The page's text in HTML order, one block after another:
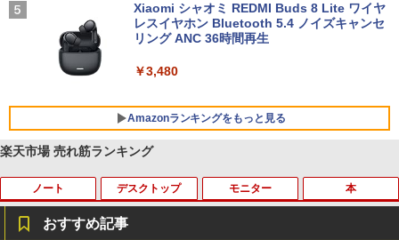
Xiaomi シャオミ REDMI Buds 8 Lite ワイヤ
レスイヤホン Bluetooth 5.4 ノイズキャンセ
リング ANC 36時間再生
￥3,480
Amazonランキングをもっと見る
BRUCE WAYNE feat. Flo Milli, ATL Jacob
[Explicit]
by Amazon 天然水 ラベルレス 500ml ×24本
富士山の天然水 バナジウム含有 水 ミネラル
ットル (Smart Basic)
薬屋のひとりごと 17巻 (デジタル版ビッグガ
ンガンコミックス)
楽天市場 売れ筋ランキング
ノート デスクトップ モニター 本
おすすめ記事